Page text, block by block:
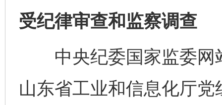
受纪律审查和监察调查
中央纪委国家监委网
山东省工业和信息化厅